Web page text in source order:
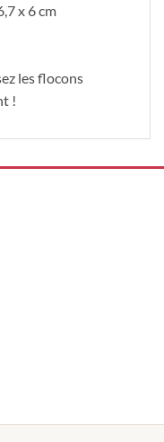
x 6 cm
les flocons
!